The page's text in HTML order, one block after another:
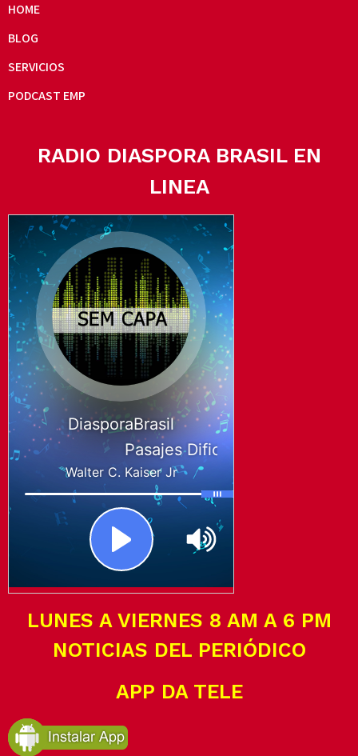
HOME
BLOG
SERVICIOS
PODCAST EMP
RADIO DIASPORA BRASIL EN
LINEA
LUNES A VIERNES 8 AM A 6 PM
NOTICIAS DEL PERIÓDICO
APP DA TELE